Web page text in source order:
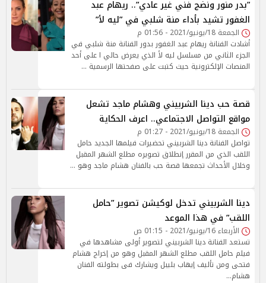
”بدر منور ونضج فني غير عادي”.. ريهام عبد
الغفور تشيد بأداء منة شلبي في ”ليه لأ”
الجمعة 18/يونيو/2021 - 01:56 م
أشادت الفنانة ريهام عبد الغفور بدور الفنانة منة شلبي في
الجزء الثاني من مسلسل ليه لأ الذي يعرض حالي ا على أحد
المنصات الإلكترونية حيث كتبت على صفحتها الرسمية …
قصة حب دينا الشربيني وهشام ماجد تشعل
مواقع التواصل الاجتماعي.. اعرف الحكاية
الجمعة 18/يونيو/2021 - 01:27 م
تواصل الفنانة دينا الشربيني تحضيرات فيلمها الجديد حامل
اللقب الذي من المقرر إنطلاق تصويره مطلع الشهر المقبل
وخلال الأحداث تجمعها قصة حب بالفنان هشام ماجد وهو …
دينا الشربيني تدخل لوكيشن تصوير ”حامل
اللقب” في هذا الموعد
الأربعاء 16/يونيو/2021 - 01:15 ص
تستعد الفنانة دينا الشربيني لتصوير أولى مشاهدها في
فيلم حامل اللقب مطلع الشهر المقبل وهو من إخراج هشام
فتحى ومن تأليف إيهاب بليبل ويشارك فى بطولته الفنان
هشام…